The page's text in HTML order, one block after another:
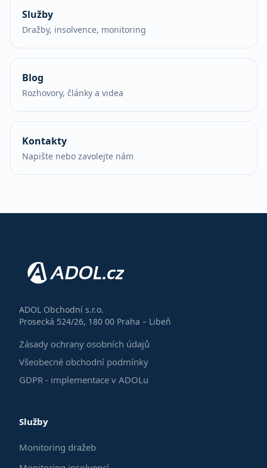
Služby
Dražby, insolvence, monitoring
Blog
Rozhovory, články a videa
Kontakty
Napište nebo zavolejte nám
ADOL Obchodní s.r.o.
Prosecká 524/26, 180 00 Praha – Libeň
Zásady ochrany osobních údajů
Všeobecné obchodní podmínky
GDPR - implementace v ADOLu
Služby
Monitoring dražeb